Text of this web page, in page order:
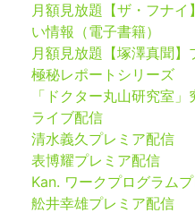
月額見放題【ザ・フナ
い情報（電子書籍）
月額見放題【塚澤真聞
極秘レポートシリーズ
「ドクター丸山研究室
ライブ配信
清水義久プレミア配信
表博耀プレミア配信
Kan. ワークプログラム
舩井幸雄プレミア配信